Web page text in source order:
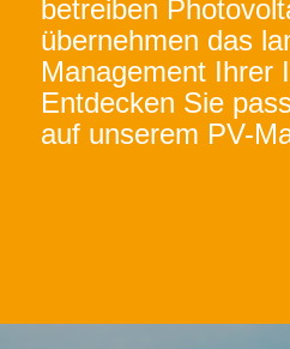
betreiben
übernehmen das
Management Ihrer
Entdecken Sie
auf unserem PV-